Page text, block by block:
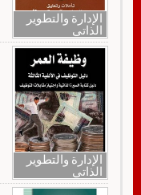
الإدارة والتطوير
الذاتي
الإدارة والتطوير
الذاتي